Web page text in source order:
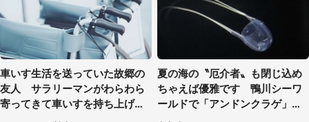
車いす生活を送っていた故郷の
友人 サラリーマンがわらわら
寄ってきて車いすを持ち上げ連
れて行った（福岡県・60代女
夏の海の〝厄介者〟も閉じ込め
ちゃえば優雅です 鴨川シーワ
ールドで「アンドンクラゲ」期
間限定展示【7／29～】